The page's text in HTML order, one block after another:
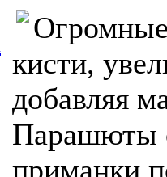
кисти,
добавляя
Парашюты
приманки